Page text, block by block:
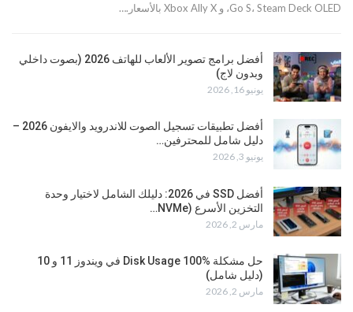
Go S، Steam Deck OLED، و Xbox Ally X بالأسعار.…
أفضل برامج تصوير الألعاب للهاتف 2026 (بصوت داخلي
وبدون لاج)
يونيو 16, 2026
أفضل تطبيقات تسجيل الصوت للاندرويد والايفون 2026 –
دليل شامل للمحترفين…
يونيو 3, 2026
أفضل SSD في 2026: دليلك الشامل لاختيار وحدة
التخزين الأسرع (NVMe…
مارس 2, 2026
حل مشكلة Disk Usage 100% في ويندوز 11 و 10
(دليل شامل)
مارس 2, 2026